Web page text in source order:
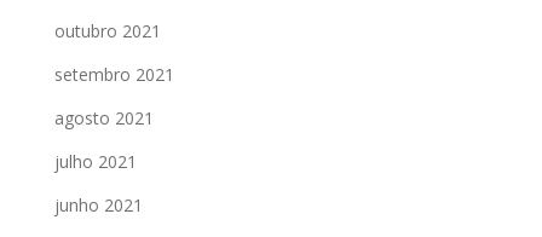
outubro 2021
setembro 2021
agosto 2021
julho 2021
junho 2021